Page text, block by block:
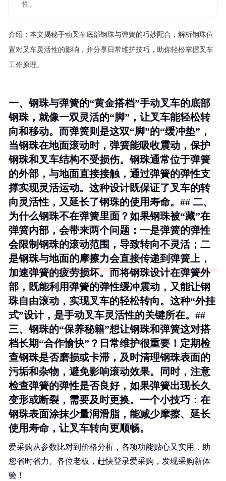
性。
介绍： 本文揭秘手动叉车底部钢珠与弹簧的巧妙配合，解析钢珠位
置对叉车灵活性的影响，并分享日常维护技巧，助你轻松掌握叉车
工作原理。
一、钢珠与弹簧的“黄金搭档”手动叉车的底部
钢珠，就像一双灵活的“脚”，让叉车能轻松转
向和移动。而弹簧则是这双“脚”的“缓冲垫”，
当钢珠在地面滚动时，弹簧能吸收震动，保护
钢珠和叉车结构不受损伤。钢珠通常位于弹簧
的外部，与地面直接接触 ，通过弹簧的弹性支
撑实现灵活运动。这种设计既保证了叉车的转
向灵活性，又延长了钢珠的使用寿命。## 二、
为什么钢珠不在弹簧里面？如果钢珠被“藏”在
弹簧内部，会带来两个问题：一是弹簧的弹性
会限制钢珠的滚动范围，导致转向不灵活；二
是钢珠与地面的摩擦力会直接传递到弹簧上，
加速弹簧的疲劳损坏。而将钢珠设计在弹簧外
部，既能利用弹簧的弹性缓冲震动，又能让钢
珠自由滚动，实现叉车的轻松转向。这种“外挂
式”设计，是手动叉车灵活性的关键所在。##
三、钢珠的“保养秘籍”想让钢珠和弹簧这对搭
档长期“合作愉快”？日常维护很重要！定期检
查钢珠是否磨损或卡滞，及时清理钢珠表面的
污垢和杂物，避免影响滚动效果。同时，注意
检查弹簧的弹性是否良好，如果弹簧出现长久
变形或断裂，需要及时更换。 一个小技巧：在
钢珠表面涂抹少量润滑脂，能减少摩擦、延长
使用寿命，让叉车转向更顺畅。
爱采购从参数比对到价格分析，各项功能贴心又实用，助
您省时省力。各位老板，赶快登录爱采购，发现采购新体
验！